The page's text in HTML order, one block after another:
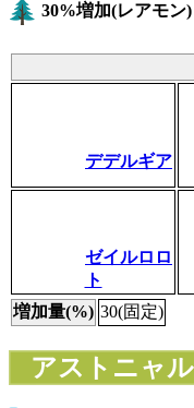
30%増加(レアモン)
デデルギア
ゼイルロロ
ト
増加量(%) 30(固定)
アストニャ